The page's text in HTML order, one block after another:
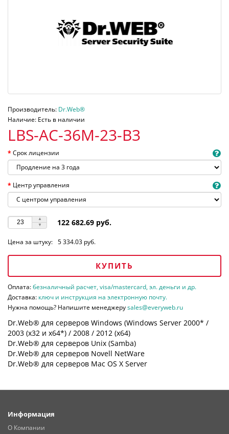
Производитель: Dr.Web®
Наличие: Есть в наличии
LBS-AC-36M-23-B3
Срок лицензии
Центр управления
122 682.69 руб.
Цена за штуку: 5 334.03 руб.
КУПИТЬ
Оплата:безналичный расчет, visa/mastercard, эл. деньги и др.
Доставка: ключ и инструкция на электронную почту.
Нужна помощь? Напишите менеджеруsales@everyweb.ru
Dr.Web® для серверов Windows (Windows Server 2000* /
2003 (х32 и х64*) / 2008 / 2012 (х64)
Dr.Web® для серверов Unix (Samba)
Dr.Web® для серверов Novell NetWare
Dr.Web® для серверов Mac OS X Server
Информация
О Компании